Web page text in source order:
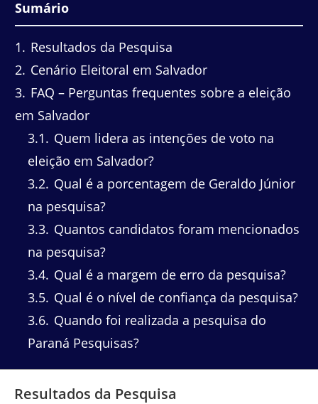
Sumário
1
Resultados da Pesquisa
2 Cenário Eleitoral em Salvador
3 FAQ – Perguntas frequentes sobre a eleição
em Salvador
3.1
Quem lidera as intenções de voto na
eleição em Salvador?
3.2 Qual é a porcentagem de Geraldo Júnior
na pesquisa?
3.3 Quantos candidatos foram mencionados
na pesquisa?
3.4 Qual é a margem de erro da pesquisa?
3.5 Qual é o nível de confiança da pesquisa?
3.6 Quando foi realizada a pesquisa do
Paraná Pesquisas?
Resultados da Pesquisa